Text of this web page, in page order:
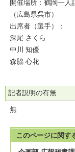
開催場所：鶴岡一人
（広島県呉市）
出席者（選手）：
深尾 さくら
中川 知優
森脇 心花
記者説明の有無
無
このページに関す